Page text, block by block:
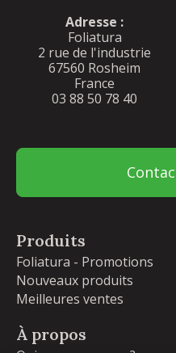
Adresse :
Foliatura
2 rue de l'industrie
67560 Rosheim
France
03 88 50 78 40
Produits
Foliatura - Promotions
Nouveaux produits
Meilleures ventes
À propos